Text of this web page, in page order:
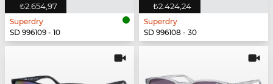
₺2.654,97
Superdry
SD 996109 - 10
₺2.424,24
Superdry
SD 996108 - 30